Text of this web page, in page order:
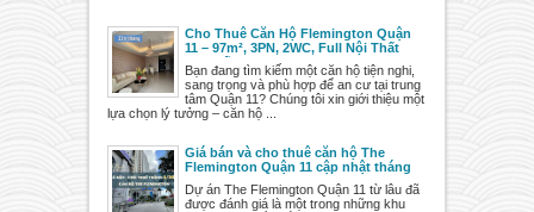
Cho Thuê Căn Hộ Flemington Quận
11 – 97m², 3PN, 2WC, Full Nội Thất
Cao Cấp
Bạn đang tìm kiếm một căn hộ tiện nghi,
sang trọng và phù hợp để an cư tại trung
tâm Quận 11? Chúng tôi xin giới thiệu một
lựa chọn lý tưởng – căn hộ ...
Giá bán và cho thuê căn hộ The
Flemington Quận 11 cập nhật tháng
5/2025
Dự án The Flemington Quận 11 từ lâu đã
được đánh giá là một trong những khu